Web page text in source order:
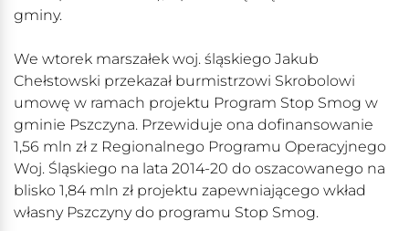
gminy.
We wtorek marszałek woj. śląskiego Jakub
Chełstowski przekazał burmistrzowi Skrobolowi
umowę w ramach projektu Program Stop Smog w
gminie Pszczyna. Przewiduje ona dofinansowanie
1,56 mln zł z Regionalnego Programu Operacyjnego
Woj. Śląskiego na lata 2014-20 do oszacowanego na
blisko 1,84 mln zł projektu zapewniającego wkład
własny Pszczyny do programu Stop Smog.